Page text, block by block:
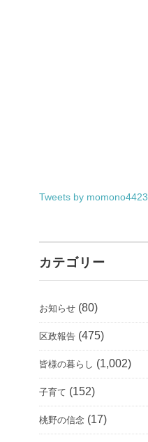
Tweets by momono4423
カテゴリー
お知らせ (80)
区政報告 (475)
皆様の暮らし (1,002)
子育て (152)
桃野の信念 (17)